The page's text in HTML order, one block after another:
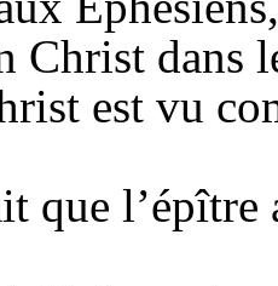
Christ dans
est vu
que l’épître